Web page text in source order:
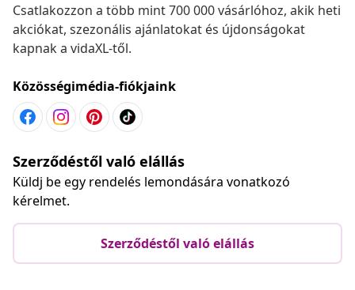
Csatlakozzon a több mint 700 000 vásárlóhoz, akik heti
akciókat, szezonális ajánlatokat és újdonságokat
kapnak a vidaXL-től.
Közösségimédia-fiókjaink
Szerződéstől való elállás
Küldj be egy rendelés lemondására vonatkozó
kérelmet.
Szerződéstől való elállás